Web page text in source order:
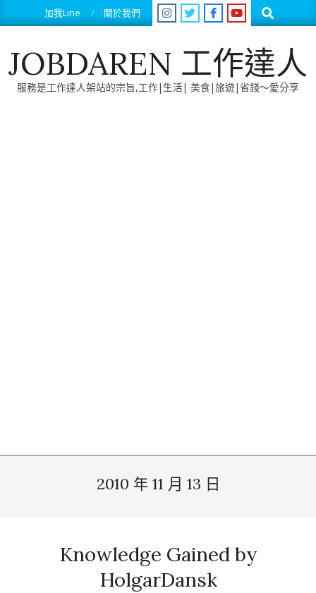
to
加我Line 關於我們 Search
JOBDAREN 工作達人
服務是工作達人架站的宗旨,工作|生活| 美食|旅遊|省錢～愛分享
2010 年 11 月 13 日
Knowledge Gained by
HolgarDansk